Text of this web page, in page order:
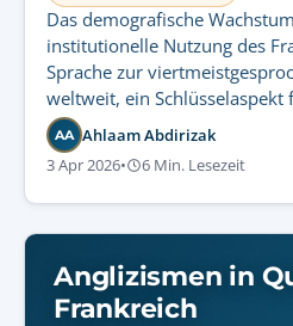
Das demografische
institutionelle Nutzung des
Sprache zur
weltweit, ein
Kommunikation von
AA Ahlaam Abdirizak
3 Apr 2026• 6 Min. Lesezeit
Anglizismen in
Frankreich